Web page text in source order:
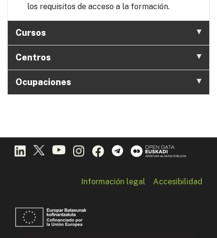
los requisitos de acceso a la formación.
Cursos
Centros
Ocupaciones
Información legal Accesibilidad